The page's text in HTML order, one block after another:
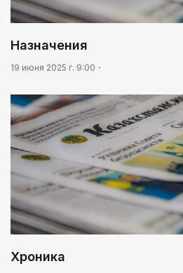
Назначения
19 июня 2025 г. 9:00
Хроника